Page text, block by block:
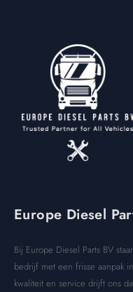
Europe Diesel
Bij Europe Diesel Parts BV
bedrijf met een frisse aanpak
kwaliteit en service drijft ons